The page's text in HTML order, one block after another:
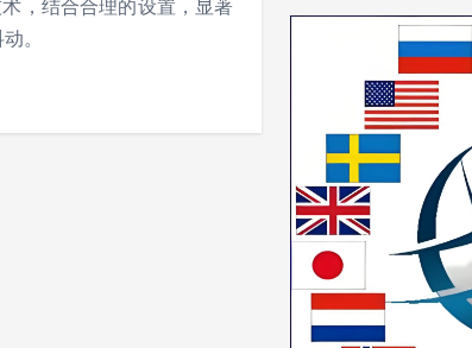
，结合合理的设置，显著
。